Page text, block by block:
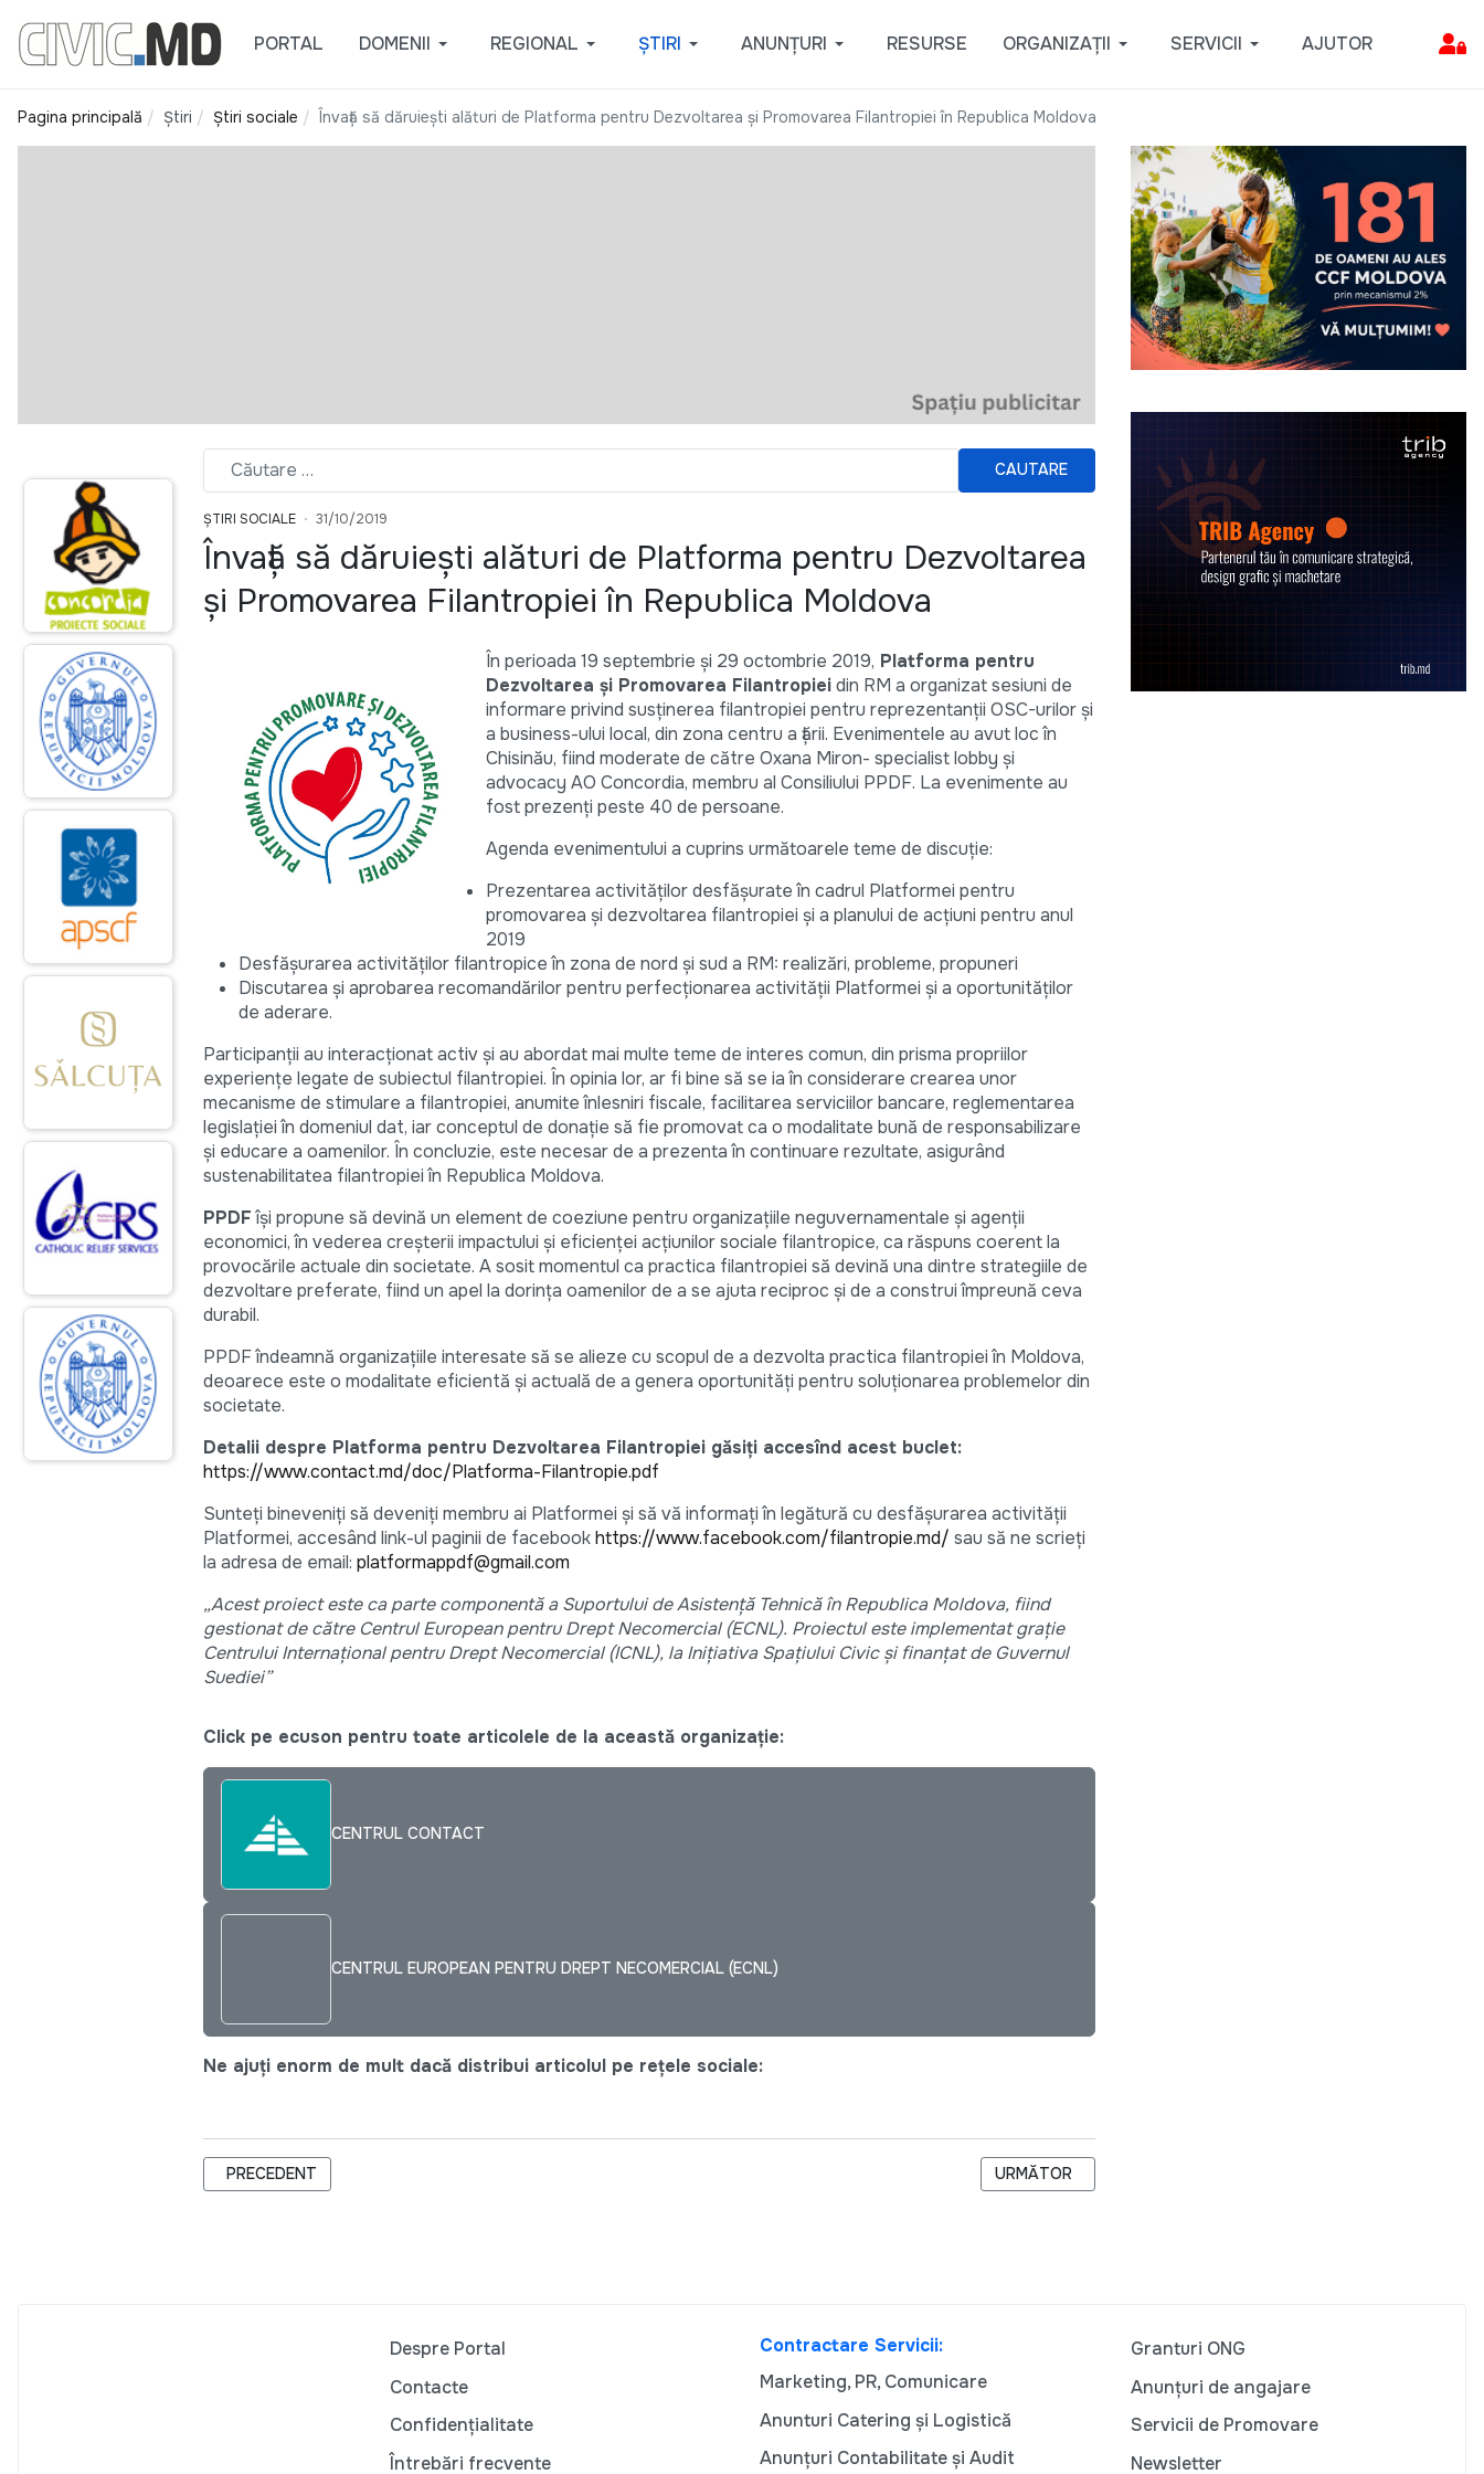
PORTAL DOMENII REGIONAL ȘTIRI ANUNȚURI RESURSE ORGANIZAȚII SERVICII AJUTOR
Pagina principală Știri Știri sociale Învață să dăruiești alături de Platforma pentru Dezvoltarea și Promovarea Filantropiei în Republica Moldova
CAUTARE
ȘTIRI SOCIALE 31/10/2019
Învață să dăruiești alături de Platforma pentru Dezvoltarea
și Promovarea Filantropiei în Republica Moldova
În perioada 19 septembrie și 29 octombrie 2019, Platforma pentru
Dezvoltarea și Promovarea Filantropieidin RM a organizat sesiuni de
informare privind susținerea filantropiei pentru reprezentanții OSC-urilor și
a business-ului local, din zona centru a țării. Evenimentele au avut loc în
Chisinău, fiind moderate de către Oxana Miron- specialist lobby și
advocacy AO Concordia, membru al Consiliului PPDF. La evenimente au
fost prezenți peste 40 de persoane.
Agenda evenimentului a cuprins următoarele teme de discuție:
Prezentarea activităților desfășurate în cadrul Platformei pentru
promovarea și dezvoltarea filantropiei și a planului de acțiuni pentru anul
2019
Desfășurarea activităților filantropice în zona de nord și sud a RM: realizări, probleme, propuneri
Discutarea și aprobarea recomandărilor pentru perfecționarea activității Platformei și a oportunităților
de aderare.
Participanții au interacționat activ și au abordat mai multe teme de interes comun, din prisma propriilor
experiențe legate de subiectul filantropiei. În opinia lor, ar fi bine să se ia în considerare crearea unor
mecanisme de stimulare a filantropiei, anumite înlesniri fiscale, facilitarea serviciilor bancare, reglementarea
legislației în domeniul dat, iar conceptul de donație să fie promovat ca o modalitate bună de responsabilizare
și educare a oamenilor. În concluzie, este necesar de a prezenta în continuare rezultate, asigurând
sustenabilitatea filantropiei în Republica Moldova.
PPDFîși propune să devină un element de coeziune pentru organizațiile neguvernamentale și agenții
economici, în vederea creșterii impactului și eficienței acțiunilor sociale filantropice, ca răspuns coerent la
provocările actuale din societate. A sosit momentul ca practica filantropiei să devină una dintre strategiile de
dezvoltare preferate, fiind un apel la dorința oamenilor de a se ajuta reciproc și de a construi împreună ceva
durabil.
PPDF îndeamnă organizațiile interesate să se alieze cu scopul de a dezvolta practica filantropiei în Moldova,
deoarece este o modalitate eficientă și actuală de a genera oportunități pentru soluționarea problemelor din
societate.
Detalii despre Platforma pentru Dezvoltarea Filantropiei găsiți accesînd acest buclet:
https://www.contact.md/doc/Platforma-Filantropie.pdf
Sunteți bineveniți să deveniți membru ai Platformei și să vă informați în legătură cu desfășurarea activității
Platformei, accesând link-ul paginii de facebookhttps://www.facebook.com/filantropie.md/ sau să ne scrieți
la adresa de email: platformappdf@gmail.com
„Acestproiect este caparte componentă a Suportului de Asistență Tehnică în Republica Moldova, fiind
gestionat de către Centrul European pentru Drept Necomercial (ECNL). Proiectul este implementat grație
Centrului Internațional pentru Drept Necomercial (ICNL), la Inițiativa Spațiului Civicși finanțat de Guvernul
Suediei”
Click pe ecuson pentru toate articolele de la această organizație:
CENTRUL CONTACT
CENTRUL EUROPEAN PENTRU DREPT NECOMERCIAL (ECNL)
Ne ajuți enorm de mult dacă distribui articolul pe rețele sociale:
ARTICOL PRECEDENT: DEZBATERI PUBLICE ELECTORALE DESFĂȘURATE CU SUCCES
PRECEDENT ARTICOLUL URMĂTOR: INSTRUIRE CJI: REPREZENTANȚI AI ONG-
URMĂTOR
Despre Portal
Contacte
Confidențialitate
Întrebări frecvente
Contractare Servicii:
Marketing, PR, Comunicare
Anunturi Catering și Logistică
Anunțuri Contabilitate și Audit
Granturi ONG
Anunțuri de angajare
Servicii de Promovare
Newsletter